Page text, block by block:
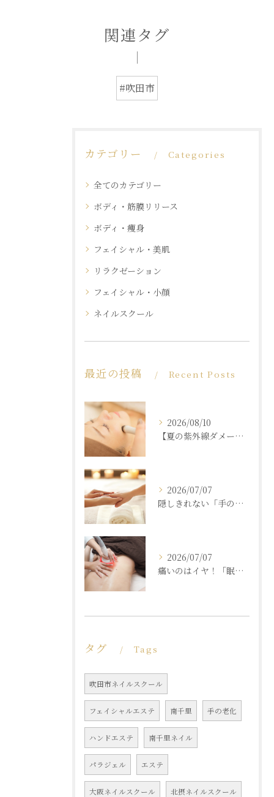
関連タグ
#吹田市
カテゴリー Categories
全てのカテゴリー
ボディ・筋膜リリース
ボディ・痩身
フェイシャル・美肌
リラクゼーション
フェイシャル・小顔
ネイルスクール
最近の投稿 Recent Posts
2026/08/10
【夏の紫外線ダメージ】秋の肌枯れを救うリカバリーエステの選び方
2026/07/07
隠しきれない「手の老化」を根本ケア！ふっくら若々しい手肌を取り戻す本格ハンドエステ
2026/07/07
痛いのはイヤ！「眠れるほど気持ちいいのに結果が出る」痩身エステの秘密
タグ Tags
吹田市ネイルスクール
フェイシャルエステ 南千里 手の老化
ハンドエステ 南千里ネイル
パラジェル エステ
大阪ネイルスクール 北摂ネイルスクール